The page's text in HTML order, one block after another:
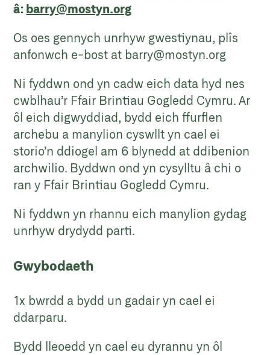
â: barry@mostyn.org
Os oes gennych unrhyw gwestiynau, plîs
anfonwch e-bost at barry@mostyn.org
Ni fyddwn ond yn cadw eich data hyd nes
cwblhau’r Ffair Brintiau Gogledd Cymru. Ar
ôl eich digwyddiad, bydd eich ffurflen
archebu a manylion cyswllt yn cael ei
storio’n ddiogel am 6 blynedd at ddibenion
archwilio. Byddwn ond yn cysylltu â chi o
ran y Ffair Brintiau Gogledd Cymru.
Ni fyddwn yn rhannu eich manylion gydag
unrhyw drydydd parti.
Gwybodaeth
1x bwrdd a bydd un gadair yn cael ei
ddarparu.
Bydd lleoedd yn cael eu dyrannu yn ôl